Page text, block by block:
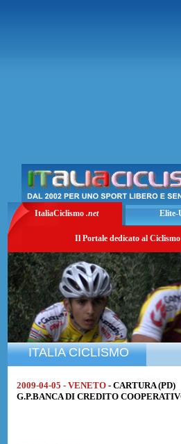
ItaliaCiclismo .net Elite-
Il Portale dedicato al
ITALIA CICLISMO
2009-04-05 - VENETO - CARTURA (PD)
G.P.BANCA DI CREDITO